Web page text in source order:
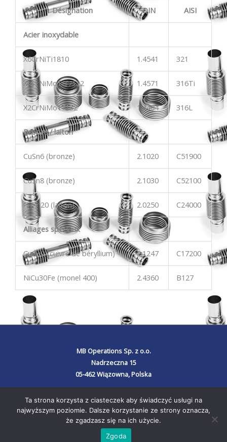
Désignation DIN AISI
Acier inoxydable
X6CrNiTi1810 1.4541 321
X6CrNiMoTi17122 1.4571 316Ti
X2CrNiMo17132 1.4404 316L
Bronze / laiton
CuSn6 (bronze) 2.1020 C51900
CuSn8 (bronze) 2.1030 C52100
CuZn20 (laiton) 2.0250 C24000
Alliages spéciaux
CuBe2 (cuivre de béryllium) 2.1247 C17200
NiCu30Fe (monel 400) 2.4360 B127
MB Operations Sp. z o.o.
Nadrzeczna 15
05-462 Wiązowna, Polska
Copyright © 2026 MERABELLOWS
Ta strona korzysta z ciasteczek aby świadczyć usługi na
najwyższym poziomie. Dalsze korzystanie ze strony oznacza,
że zgadzasz się na ich użycie.
Zgoda